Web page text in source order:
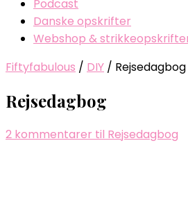
Podcast
Danske opskrifter
Webshop &
Fiftyfabulous / DIY / Rejsedagbog
Rejsedagbog
2 kommentarer til Rejsedagbog